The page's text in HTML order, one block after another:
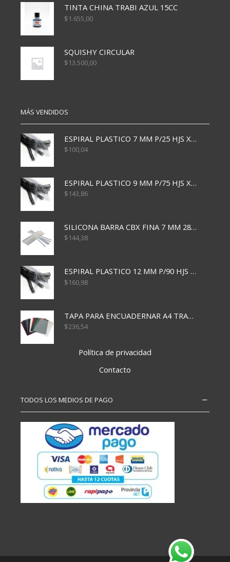
TINTA CHINA TRABI AZUL 15CC
$1.655,00
SQUISHY CIRCULAR
$13.500,00
MÁS VENDIDOS
ESPIRAL PLASTICO 7 MM P/25 HJS X50x3000
$100,04
ESPIRAL PLASTICO 9 MM P/75 HJS X50X2400
$143,86
SILICONA BARRA CBX FINA 7 MM 28 CM
$144,38
ESPIRAL PLASTICO 12 MM P/90 HJS X50X1500
$160,98
TAPA PARA ENCUADERNAR A4 TRANSP x50x500
$236,54
Política de privacidad
Contacto
TODOS LOS MEDIOS DE PAGO